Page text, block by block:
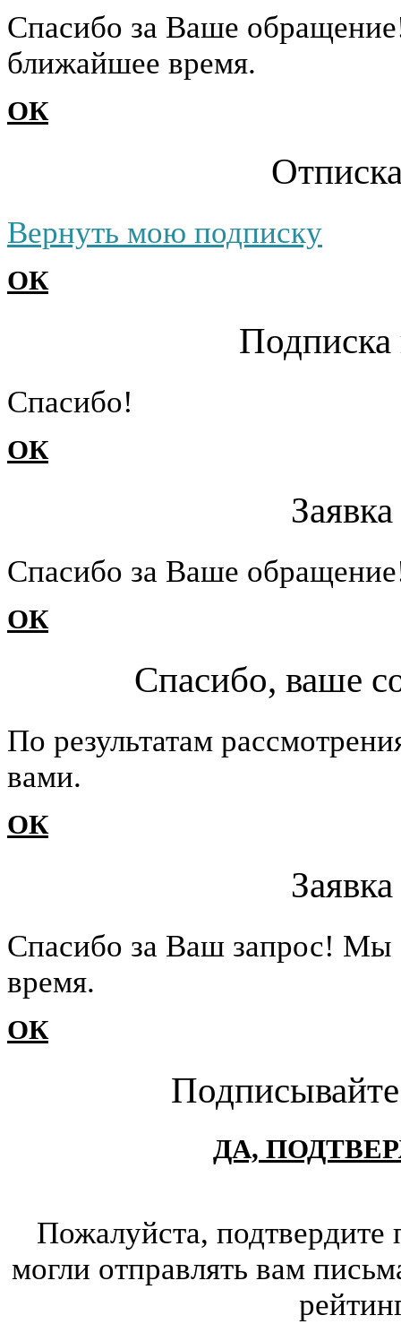
Cпасибо за Ваше
ближайшее время.
ОК
Вернуть мою подписку
ОК
Подписка
Cпасибо!
ОК
Cпасибо за Ваше
ОК
Спасибо, ваше
По результатам
вами.
ОК
Cпасибо за Ваш запрос!
время.
ОК
ДА,
Пожалуйста,
могли отправлять вам